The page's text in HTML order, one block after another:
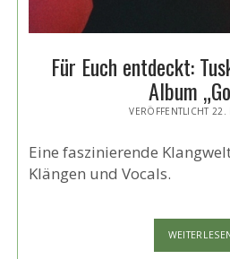
Für Euch entdeckt:
Album
VERÖFFENTLICHT
Eine faszinierende
Klängen und Vocals.